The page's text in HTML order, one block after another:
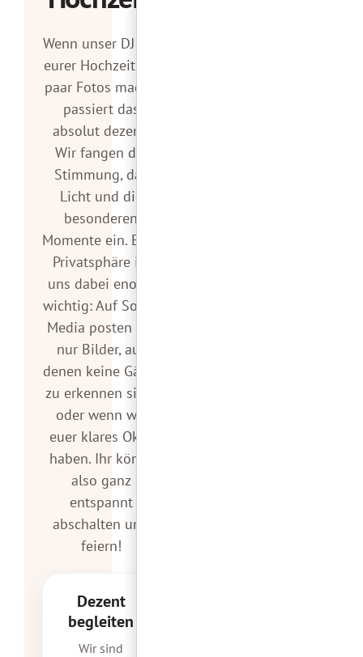
Wenn unser DJ auf
eurer Hochzeit ein
paar Fotos macht,
passiert das
absolut dezent.
Wir fangen die
Stimmung, das
Licht und die
besonderen
Momente ein. Eure
Privatsphäre ist
uns dabei enorm
wichtig: Auf Social
Media posten wir
nur Bilder, auf
denen keine Gäste
zu erkennen sind,
oder wenn wir
euer klares Okay
haben. Ihr könnt
also ganz
entspannt
abschalten und
feiern!
Dezent
begleiten
Wir sind